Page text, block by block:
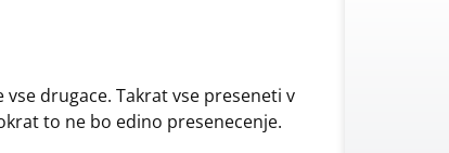
drugace. Takrat vse preseneti v
to ne bo edino presenecenje.